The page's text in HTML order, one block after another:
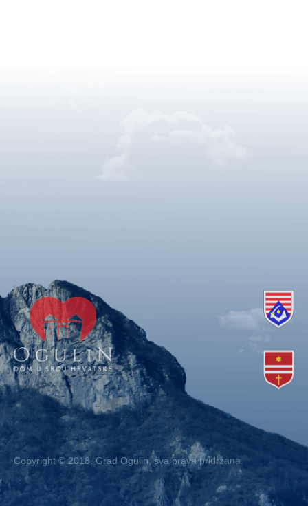
Copyright © 2018. Grad Ogulin, sva prava pridržana.
Design byEA93